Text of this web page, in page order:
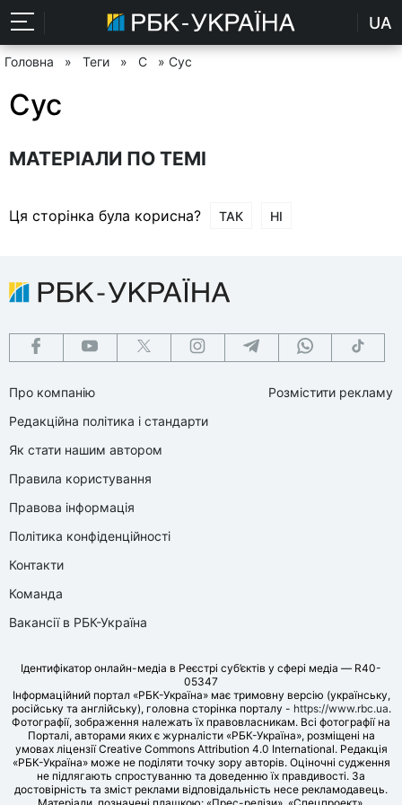
UA
Головна » Теги » С » Сус
Сус
МАТЕРІАЛИ ПО ТЕМІ
Ця сторінка була корисна? ТАК НІ
Про компанію
Редакційна політика і стандарти
Як стати нашим автором
Правила користування
Правова інформація
Політика конфіденційності
Контакти
Команда
Вакансії в РБК-Україна
Розмістити рекламу
Ідентифікатор онлайн-медіа в Реєстрі суб’єктів у сфері медіа — R40-
05347
Інформаційний портал «РБК-Україна» має тримовну версію (українську,
російську та англійську), головна сторінка порталу - https://www.rbc.ua.
Фотографії, зображення належать їх правовласникам. Всі фотографії на
Порталі, авторами яких є журналісти «РБК-Україна», розміщені на
умовах ліцензії Creative Commons Attribution 4.0 International. Редакція
«РБК-Україна» може не поділяти точку зору авторів. Оціночні судження
не підлягають спростуванню та доведенню їх правдивості. За
достовірність та зміст реклами відповідальність несе рекламодавець.